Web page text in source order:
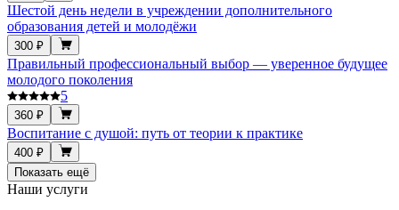
Шестой день недели в учреждении дополнительного
образования детей и молодёжи
300 ₽
Правильный профессиональный выбор — уверенное будущее
молодого поколения
5
360 ₽
Воспитание с душой: путь от теории к практике
400 ₽
Показать ещё
Наши услуги